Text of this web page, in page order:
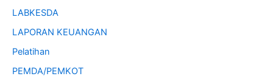
LABKESDA
LAPORAN KEUANGAN
Pelatihan
PEMDA/PEMKOT